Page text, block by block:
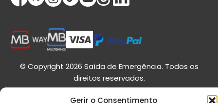
Gerir o Consentimento
© Copyright 2026 Saída de Emergência. Todos os
direitos reservados.